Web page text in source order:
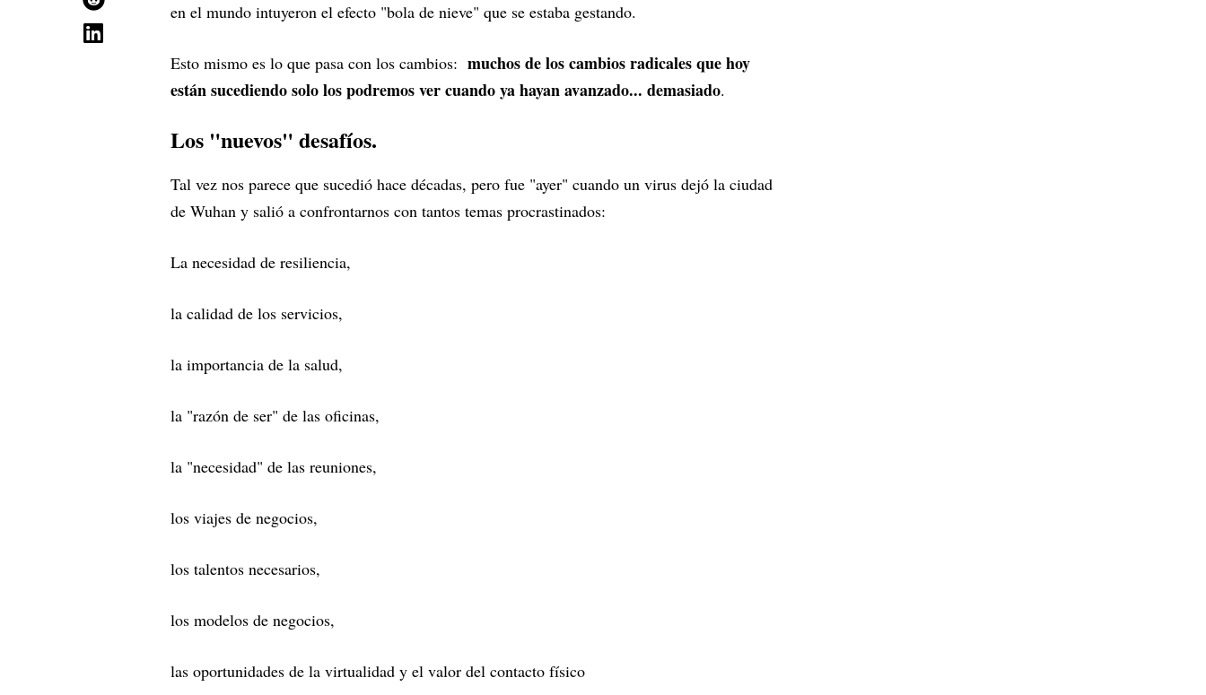
en el mundo intuyeron el efecto "bola de nieve" que se estaba gestando.
Esto mismo es lo que pasa con los cambios: muchos de los cambios radicales que hoy
están sucediendo solo los podremos ver cuando ya hayan avanzado... demasiado.
Los "nuevos" desafíos.
Tal vez nos parece que sucedió hace décadas, pero fue "ayer" cuando un virus dejó la ciudad
de Wuhan y salió a confrontarnos con tantos temas procrastinados:
La necesidad de resiliencia,
la calidad de los servicios,
la importancia de la salud,
la "razón de ser" de las oficinas,
la "necesidad" de las reuniones,
los viajes de negocios,
los talentos necesarios,
los modelos de negocios,
las oportunidades de la virtualidad y el valor del contacto físico